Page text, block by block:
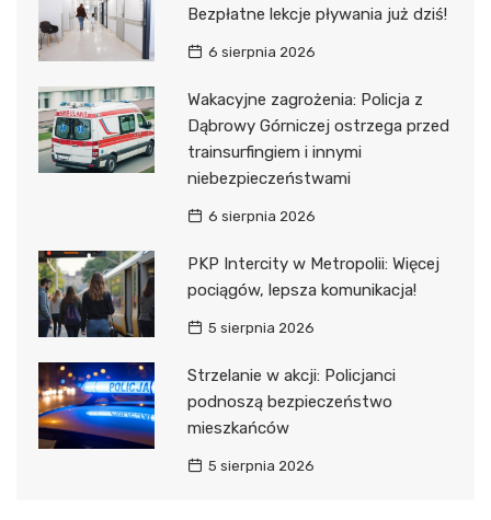
Bezpłatne lekcje pływania już dziś!
6 sierpnia 2026
Wakacyjne zagrożenia: Policja z
Dąbrowy Górniczej ostrzega przed
trainsurfingiem i innymi
niebezpieczeństwami
6 sierpnia 2026
PKP Intercity w Metropolii: Więcej
pociągów, lepsza komunikacja!
5 sierpnia 2026
Strzelanie w akcji: Policjanci
podnoszą bezpieczeństwo
mieszkańców
5 sierpnia 2026